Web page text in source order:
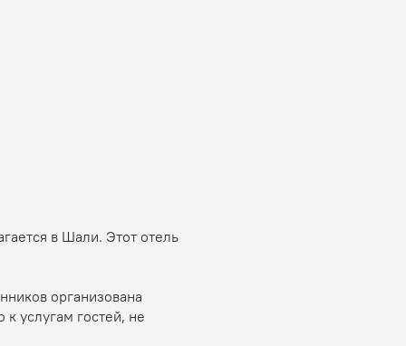
в Шали. Этот отель
организована
услугам гостей, не